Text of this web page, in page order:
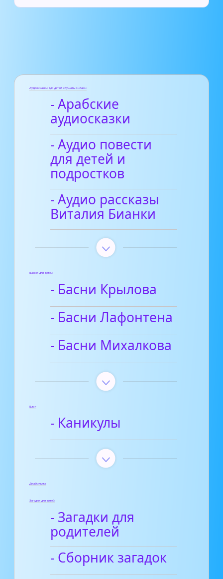
Аудиосказки для детей слушать онлайн
- Арабские
аудиосказки
- Аудио повести
для детей и
подростков
- Аудио рассказы
Виталия Бианки
Басни для детей
- Басни Крылова
- Басни Лафонтена
- Басни Михалкова
Блог
- Каникулы
Диафильмы
Загадки для детей
- Загадки для
родителей
- Сборник загадок